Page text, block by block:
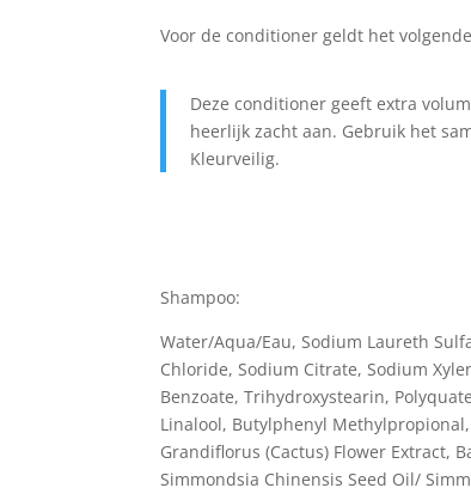
Voor de conditioner geldt het
Deze conditioner geeft extra
heerlijk zacht aan. Gebruik het
Kleurveilig.
Shampoo:
Water/Aqua/Eau, Sodium Laureth
Chloride, Sodium Citrate, Sodium
Benzoate, Trihydroxystearin,
Linalool, Butylphenyl
Grandiflorus (Cactus) Flower Extract,
Simmondsia Chinensis Seed Oil/